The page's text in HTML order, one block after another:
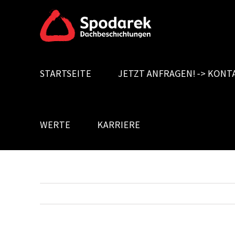
Search
STARTSEITE JETZT ANFRAGEN! ->
WERTE KARRIERE